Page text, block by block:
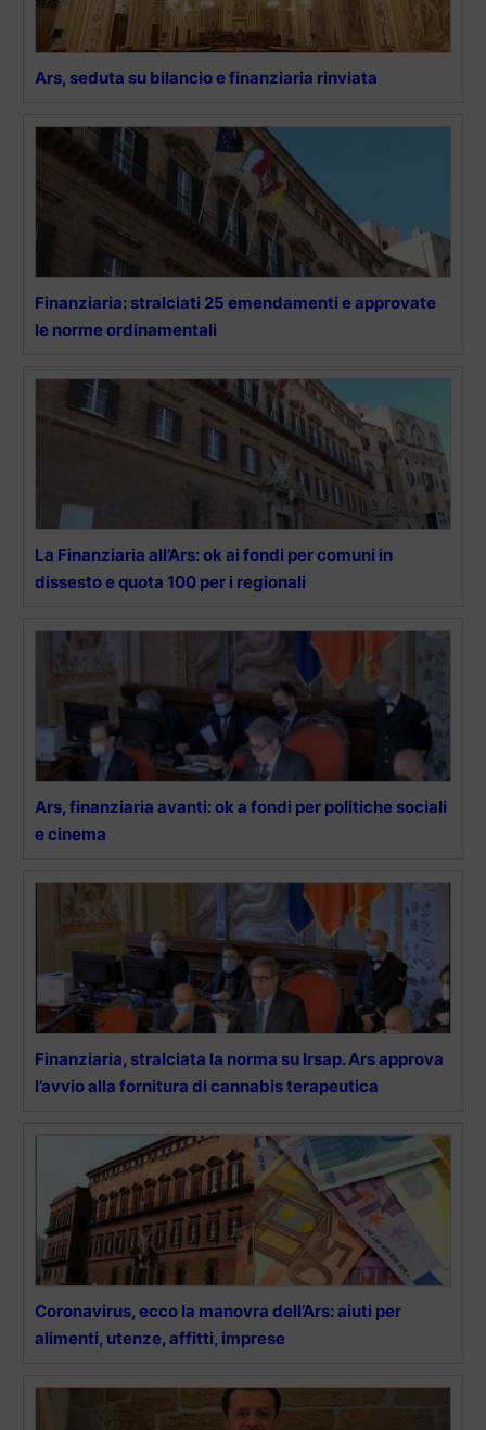
Ars, seduta su bilancio e finanziaria rinviata
Finanziaria: stralciati 25 emendamenti e approvate
le norme ordinamentali
La Finanziaria all’Ars: ok ai fondi per comuni in
dissesto e quota 100 per i regionali
Ars, finanziaria avanti: ok a fondi per politiche sociali
e cinema
Finanziaria, stralciata la norma su Irsap. Ars approva
l’avvio alla fornitura di cannabis terapeutica
Coronavirus, ecco la manovra dell’Ars: aiuti per
alimenti, utenze, affitti, imprese